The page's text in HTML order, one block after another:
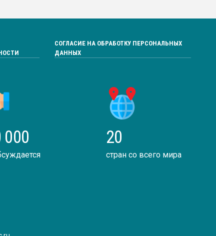
СОГЛАСИЕ НА ОБРАБОТКУ ПЕРСОНАЛЬНЫХ
ДАННЫХ
000 20
стран со всего мира